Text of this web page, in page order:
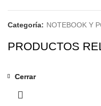
Categoría: NOTEBOOK Y
PRODUCTOS
Cerrar
Cerrar